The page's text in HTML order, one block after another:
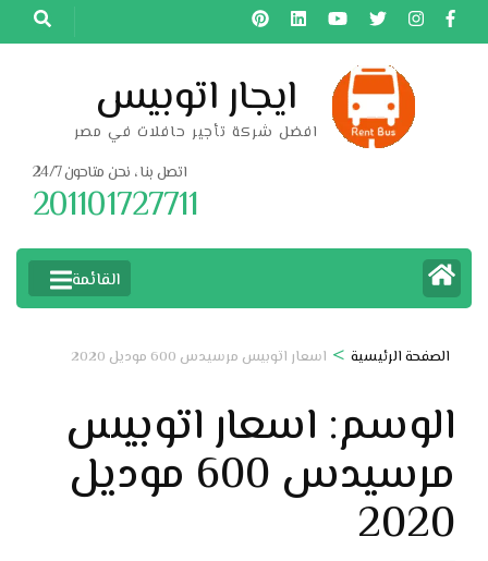
تخطى
إلى
ايجار اتوبيس
افضل شركة تأجير حافلات في مصر
اتصل بنا ، نحن متاحون 24/7
201101727711
القائمة
الصفحة الرئيسية > اسعار اتوبيس مرسيدس 600 موديل 2020
الوسم: اسعار اتوبيس
مرسيدس 600 موديل
2020